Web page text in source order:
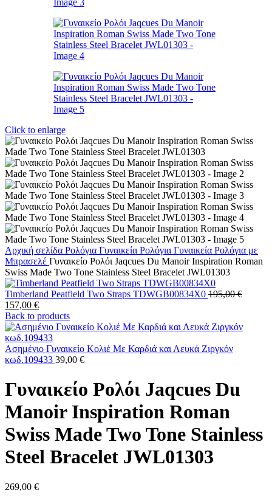
Click to enlarge
Αρχική σελίδα Ρολόγια Γυναικεία Ρολόγια Γυναικεία Ρολόγια με
Μπρασελέ Γυναικείο Ρολόι Jaqcues Du Manoir Inspiration Roman
Swiss Made Two Tone Stainless Steel Bracelet JWL01303
Timberland Peatfield Two Straps TDWGB00834X0 195,00€
Original
price
was:
195,00 €.
157,00 €Η
τρέχουσα
τιμή
είναι:
157,00 €.
Back to products
Ασημένιο Γυναικείο Κολιέ Με Καρδιά και Λευκά Ζιργκόν
κωδ.109433 39,00 €
Γυναικείο Ρολόι Jaqcues Du
Manoir Inspiration Roman
Swiss Made Two Tone Stainless
Steel Bracelet JWL01303
269,00 €